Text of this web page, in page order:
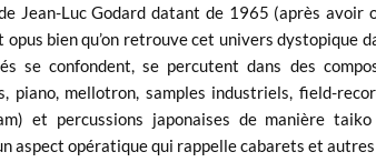
Jean-Luc Godard datant de 1965 (après
opus bien qu’on retrouve cet univers dystopique
se confondent, se percutent dans des
piano, mellotron, samples industriels, field-
et percussions japonaises de manière
aspect opératique qui rappelle cabarets et